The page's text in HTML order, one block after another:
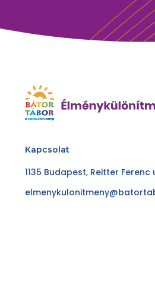
Kapcsolat
1135 Budapest, Reitter